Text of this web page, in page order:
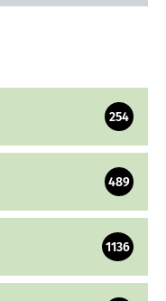
254
489
1136